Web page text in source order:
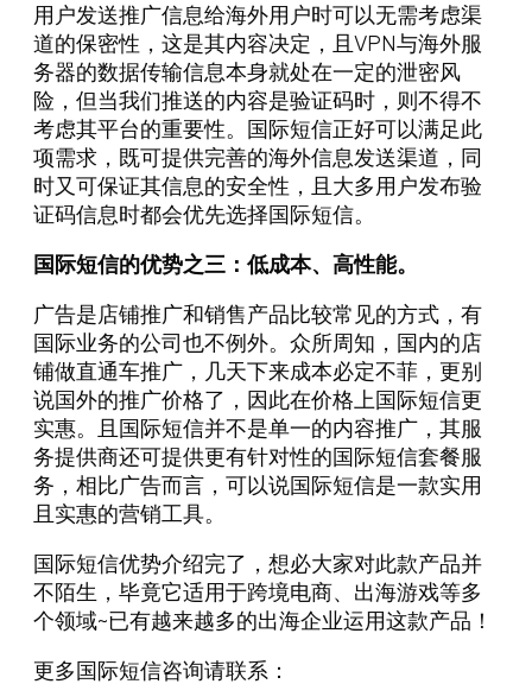
用户发送推广信息给海外用户时可以无需考虑渠
道的保密性，这是其内容决定，且VPN与海外服
务器的数据传输信息本身就处在一定的泄密风
险，但当我们推送的内容是验证码时，则不得不
考虑其平台的重要性。国际短信正好可以满足此
项需求，既可提供完善的海外信息发送渠道，同
时又可保证其信息的安全性，且大多用户发布验
证码信息时都会优先选择国际短信。
国际短信的优势之三：低成本、高性能。
广告是店铺推广和销售产品比较常见的方式，有
国际业务的公司也不例外。众所周知，国内的店
铺做直通车推广，几天下来成本必定不菲，更别
说国外的推广价格了，因此在价格上国际短信更
实惠。且国际短信并不是单一的内容推广，其服
务提供商还可提供更有针对性的国际短信套餐服
务，相比广告而言，可以说国际短信是一款实用
且实惠的营销工具。
国际短信优势介绍完了，想必大家对此款产品并
不陌生，毕竟它适用于跨境电商、出海游戏等多
个领域~已有越来越多的出海企业运用这款产品！
更多国际短信咨询请联系：